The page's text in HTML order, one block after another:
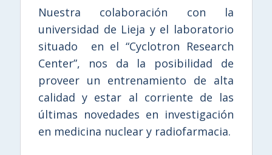
Nuestra colaboración con la
universidad de Lieja y el laboratorio
situado en el “Cyclotron Research
Center”, nos da la posibilidad de
proveer un entrenamiento de alta
calidad y estar al corriente de las
últimas novedades en investigación
en medicina nuclear y radiofarmacia.